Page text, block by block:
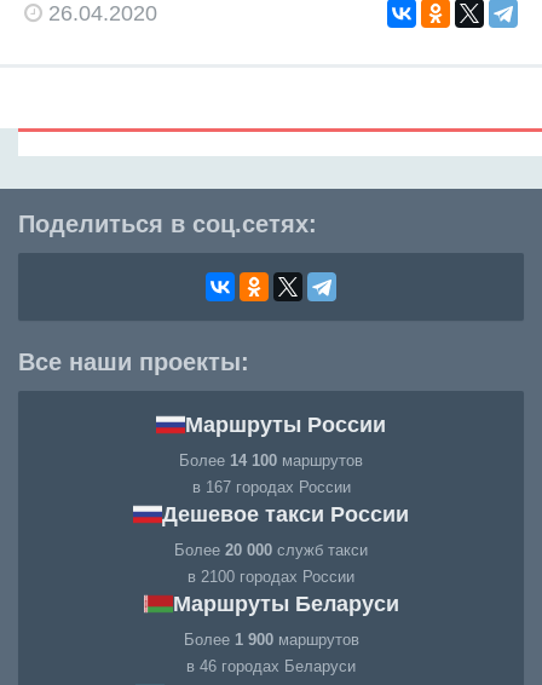
26.04.2020
Поделиться в соц.сетях:
Все наши проекты:
Маршруты России
Более 14 100 маршрутов
в 167 городах России
Дешевое такси России
Более 20 000 служб такси
в 2100 городах России
Маршруты Беларуси
Более 1 900маршрутов
в 46 городах Беларуси